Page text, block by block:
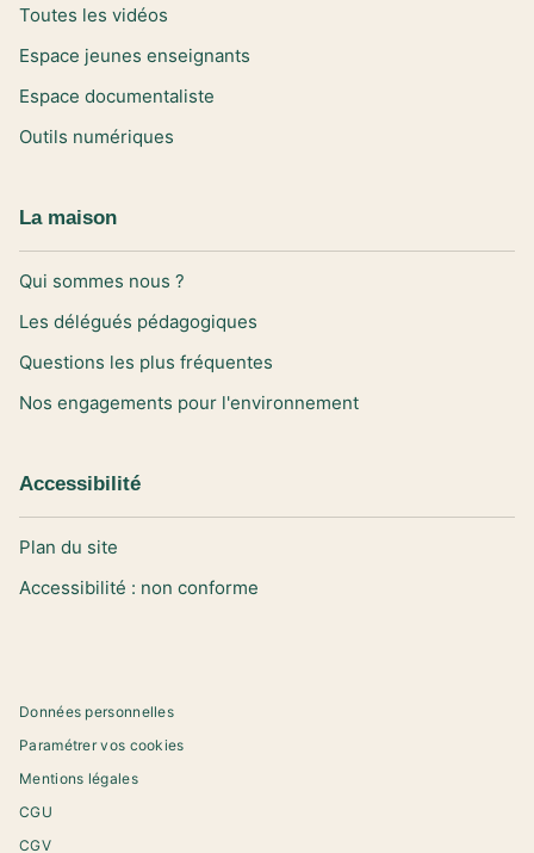
Toutes les vidéos
Espace jeunes enseignants
Espace documentaliste
Outils numériques
La maison
Qui sommes nous ?
Les délégués pédagogiques
Questions les plus fréquentes
Nos engagements pour l'environnement
Accessibilité
Plan du site
Accessibilité : non conforme
Données personnelles
Paramétrer vos cookies
Mentions légales
CGU
CGV